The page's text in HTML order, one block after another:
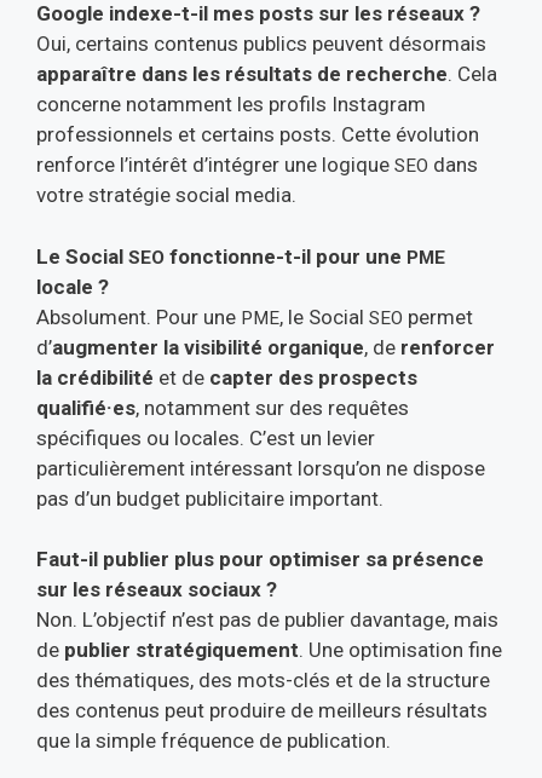
Google indexe-t-il mes posts sur les réseaux ?
Oui, certains contenus publics peuvent désormais
apparaître dans les résultats de recherche. Cela
concerne notamment les profils Instagram
professionnels et certains posts. Cette évolution
renforce l’intérêt d’intégrer une logique SEO dans
votre stratégie social media.
Le Social SEO fonctionne-t-il pour une PME
locale ?
Absolument. Pour une PME, le Social SEO permet
d’augmenter la visibilité organique, de renforcer
la crédibilité et de capter des prospects
qualifié·es, notamment sur des requêtes
spécifiques ou locales. C’est un levier
particulièrement intéressant lorsqu’on ne dispose
pas d’un budget publicitaire important.
Faut-il publier plus pour optimiser sa présence
sur les réseaux sociaux ?
Non. L’objectif n’est pas de publier davantage, mais
de publier stratégiquement. Une optimisation fine
des thématiques, des mots-clés et de la structure
des contenus peut produire de meilleurs résultats
que la simple fréquence de publication.